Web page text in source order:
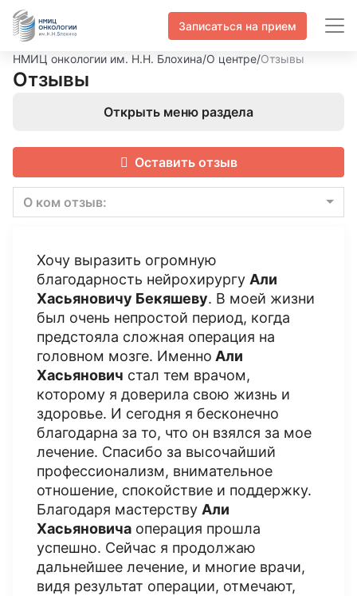
Записаться на прием
НМИЦ онкологии им. Н.Н. Блохина/О центре/Отзывы
Отзывы
Открыть меню раздела
Оставить отзыв
О ком отзыв:
Хочу выразить огромную
благодарность нейрохирургу Али
Хасьяновичу Бекяшеву. В моей жизни
был очень непростой период, когда
предстояла сложная операция на
головном мозге. Именно Али
Хасьянович стал тем врачом,
которому я доверила свою жизнь и
здоровье. И сегодня я бесконечно
благодарна за то, что он взялся за мое
лечение. Спасибо за высочайший
профессионализм, внимательное
отношение, спокойствие и поддержку.
Благодаря мастерству Али
Хасьяновича операция прошла
успешно. Сейчас я продолжаю
дальнейшее лечение, и многие врачи,
видя результат операции, отмечают,